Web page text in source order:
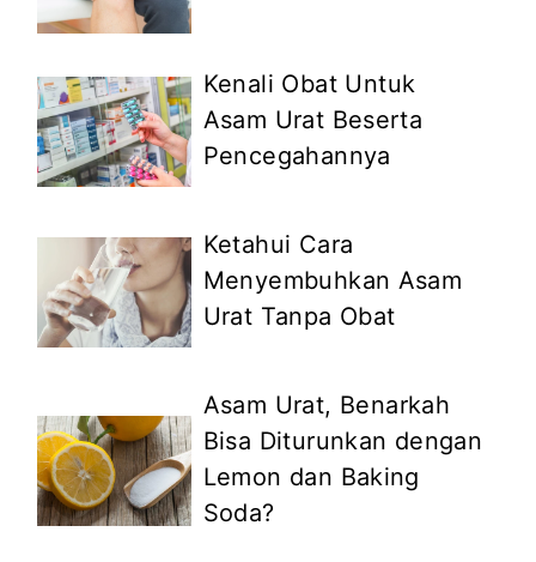
Kenali Obat Untuk
Asam Urat Beserta
Pencegahannya
Ketahui Cara
Menyembuhkan Asam
Urat Tanpa Obat
Asam Urat, Benarkah
Bisa Diturunkan dengan
Lemon dan Baking
Soda?